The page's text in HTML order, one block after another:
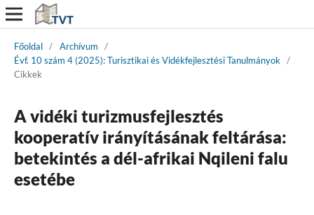
Főoldal / Archívum
/
Évf. 10 szám 4 (2025): Turisztikai és Vidékfejlesztési Tanulmányok /
Cikkek
A vidéki turizmusfejlesztés
kooperatív irányításának feltárása:
betekintés a dél-afrikai Nqileni falu
esetébe